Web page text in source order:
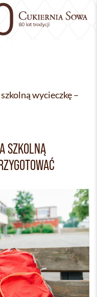
wycieczkę –
SZKOLNĄ